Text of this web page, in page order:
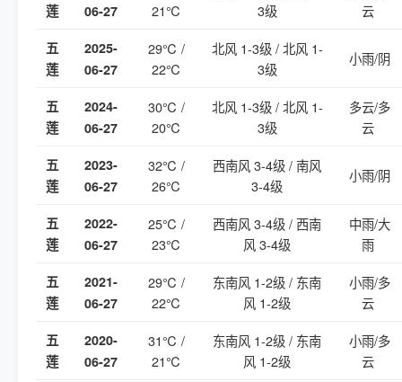
莲
06-27
21℃
3级
云
五
莲
2025-
06-27
29℃ /
22℃
北风 1-3级 / 北风 1-
3级
小雨/阴
五
莲
2024-
06-27
30℃ /
20℃
北风 1-3级 / 北风 1-
3级
多云/多
云
五
莲
2023-
06-27
32℃ /
26℃
西南风 3-4级 / 南风
3-4级
小雨/阴
五
莲
2022-
06-27
25℃ /
23℃
西南风 3-4级 / 西南
风 3-4级
中雨/大
雨
五
莲
2021-
06-27
29℃ /
22℃
东南风 1-2级 / 东南
风 1-2级
小雨/多
云
五
莲
2020-
06-27
31℃ /
21℃
东南风 1-2级 / 东南
风 1-2级
小雨/多
云